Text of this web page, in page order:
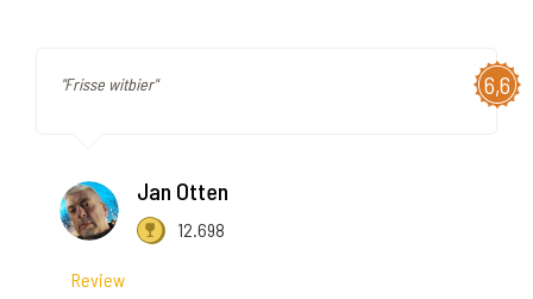
6,6
"Frisse witbier"
Jan Otten
12.698
Review